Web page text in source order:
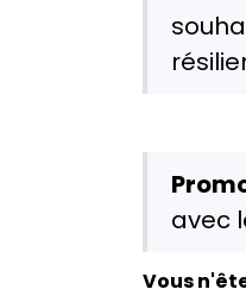
avec
Vous